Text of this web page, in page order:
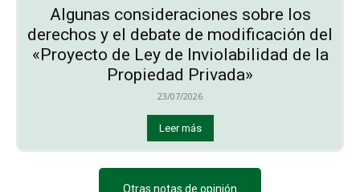
Algunas consideraciones sobre los
derechos y el debate de modificación del
«Proyecto de Ley de Inviolabilidad de la
Propiedad Privada»
23/07/2026
Leer más
Otras notas de opinión